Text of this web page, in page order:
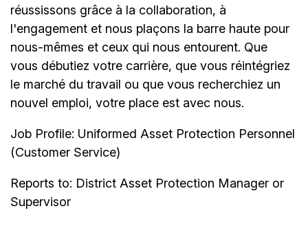
réussissons grâce à la collaboration, à
l'engagement et nous plaçons la barre haute pour
nous-mêmes et ceux qui nous entourent. Que
vous débutiez votre carrière, que vous réintégriez
le marché du travail ou que vous recherchiez un
nouvel emploi, votre place est avec nous.
Job Profile: Uniformed Asset Protection Personnel
(Customer Service)
Reports to: District Asset Protection Manager or
Supervisor